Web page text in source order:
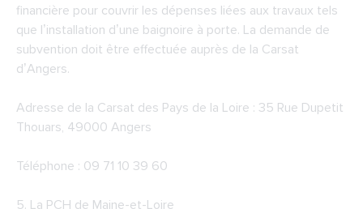
financière pour couvrir les dépenses liées aux travaux tels
que l’installation d’une baignoire à porte. La demande de
subvention doit être effectuée auprès de la Carsat
d’Angers.
Adresse de la Carsat des Pays de la Loire : 35 Rue Dupetit
Thouars, 49000 Angers
Téléphone : 09 71 10 39 60
5. La PCH de Maine-et-Loire